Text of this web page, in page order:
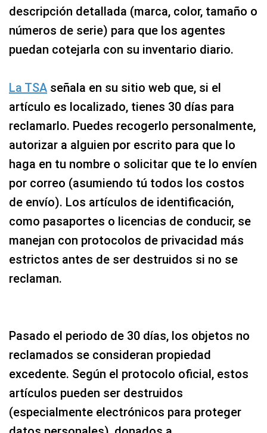
descripción detallada (marca, color, tamaño o
números de serie) para que los agentes
puedan cotejarla con su inventario diario.
La TSA señala en su sitio web que, si el
artículo es localizado, tienes 30 días para
reclamarlo. Puedes recogerlo personalmente,
autorizar a alguien por escrito para que lo
haga en tu nombre o solicitar que te lo envíen
por correo (asumiendo tú todos los costos
de envío). Los artículos de identificación,
como pasaportes o licencias de conducir, se
manejan con protocolos de privacidad más
estrictos antes de ser destruidos si no se
reclaman.
Pasado el periodo de 30 días, los objetos no
reclamados se consideran propiedad
excedente. Según el protocolo oficial, estos
artículos pueden ser destruidos
(especialmente electrónicos para proteger